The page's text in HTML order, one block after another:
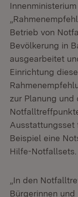
Betrieb von
Bevölkerung in
ausgearbeitet
Einrichtung
zur Planung und
Ausstattungsset
Beispiel eine
Hilfe-Notfallsets.
„In den
Bürgerinnen